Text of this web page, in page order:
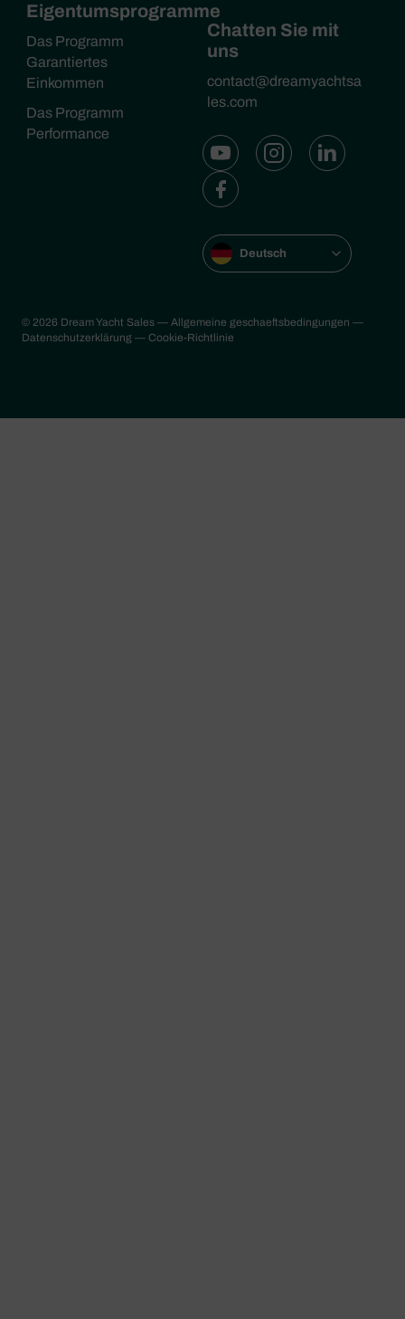
Eigentumsprogramme
Das Programm
Garantiertes
Einkommen
Das Programm
Performance
Chatten Sie mit
uns
contact@dreamyachtsa
les.com
Deutsch
© 2026 Dream Yacht Sales — Allgemeine geschaeftsbedingungen —
Datenschutzerklärung — Cookie-Richtlinie